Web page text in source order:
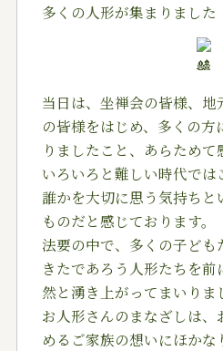
多くの人形が集まりました
当日は、坐禅会の皆様、地
の皆様をはじめ、多くの
りましたこと、あらためて
いろいろと難しい時代では
誰かを大切に思う気持ちと
ものだと感じております。
法要の中で、多くの子ども
きたであろう人形たちを前
然と湧き上がってまいりま
お人形さんのまなざしは、
めるご家族の想いにほかな